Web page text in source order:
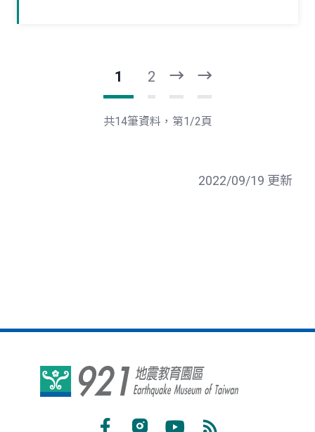
1 2
一
頁
後
一
頁
共14筆資料，第1/2頁
2022/09/19 更新
921